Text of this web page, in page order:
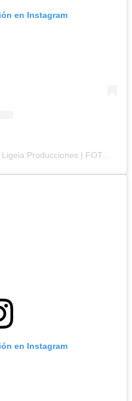
en Instagram
en Instagram